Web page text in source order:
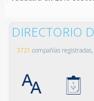
DIRECTORIO
3721 compañías registradas,